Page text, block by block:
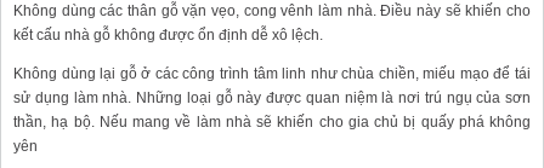
Không dùng các thân gỗ vặn vẹo, cong vênh làm nhà. Điều này sẽ khiến cho
kết cấu nhà gỗ không được ổn định dễ xô lệch.
Không dùng lại gỗ ở các công trình tâm linh như chùa chiền, miếu mạo để tái
sử dụng làm nhà. Những loại gỗ này được quan niệm là nơi trú ngụ của sơn
thần, hạ bộ. Nếu mang về làm nhà sẽ khiến cho gia chủ bị quấy phá không
yên